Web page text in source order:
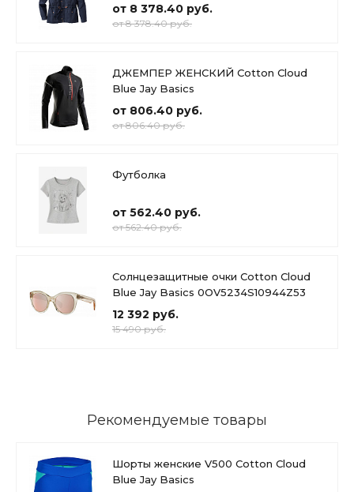
от 8 378.40 руб.
от 8 378.40 руб.
ДЖЕМПЕР ЖЕНСКИЙ Cotton Cloud
Blue Jay Basics
от 806.40 руб.
от 806.40 руб.
Футболка
от 562.40 руб.
от 562.40 руб.
Солнцезащитные очки Cotton Cloud
Blue Jay Basics 0OV5234S10944Z53
12 392 руб.
15 490 руб.
Рекомендуемые товары
Шорты женские V500 Cotton Cloud
Blue Jay Basics